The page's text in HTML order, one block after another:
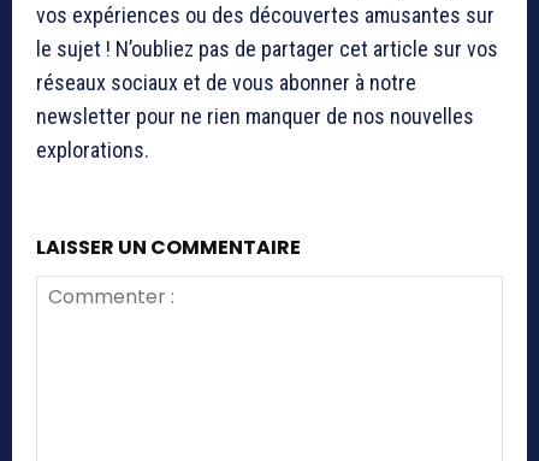
vos expériences ou des découvertes amusantes sur
le sujet ! N’oubliez pas de partager cet article sur vos
réseaux sociaux et de vous abonner à notre
newsletter pour ne rien manquer de nos nouvelles
explorations.
LAISSER UN COMMENTAIRE